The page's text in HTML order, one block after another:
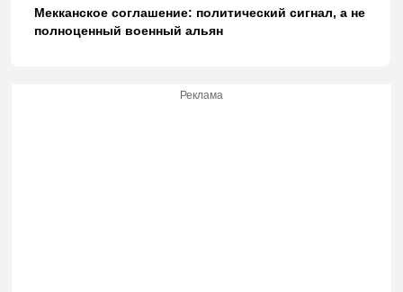
Мекканское соглашение: политический сигнал, а не
полноценный военный альян
Реклама